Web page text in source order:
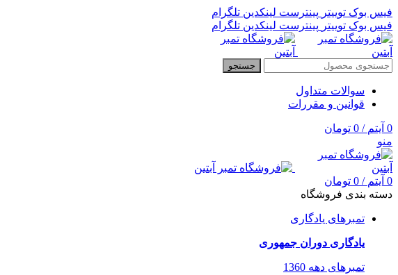
فیس بوک توییتر پینترست لینکدین تلگرام
فیس بوک توییتر پینترست لینکدین تلگرام
جستجو
سوالات متداول
قوانین و مقررات
0 آیتم /
0 تومان
منو
0 آیتم /
0 تومان
دسته بندی فروشگاه
تمبرهای یادگاری
یادگاری دوران جمهوری
تمبرهای دهه 1360